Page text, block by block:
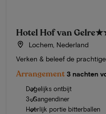
Hotel Hof van Gelre
Lochem, Nederland
Verken & beleef de
Arrangement 3 nachten
Dagelijks ontbijt
3-Gangendiner
Heerlijk portie bitterballen